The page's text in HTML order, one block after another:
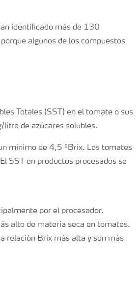
identificado más de 130
algunos de los compuestos
Totales (SST) en el tomate o sus
de azúcares solubles.
mínimo de 4,5 ºBrix. Los tomates
SST en productos procesados se
por el procesador.
alto de materia seca en tomates.
relación Brix más alta y son más